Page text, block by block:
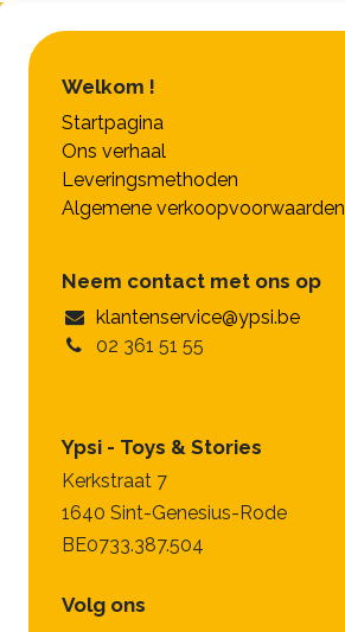
Welkom !
Startpagina
Ons verhaal
Leveringsmethoden
Algemene verkoopvoorwaarden
Neem contact met ons op
klantenservice@ypsi.be
02 361 51 55
Ypsi - Toys & Stories
Kerkstraat 7
1640 Sint-Genesius-Rode
BE0733.387.504
Volg ons